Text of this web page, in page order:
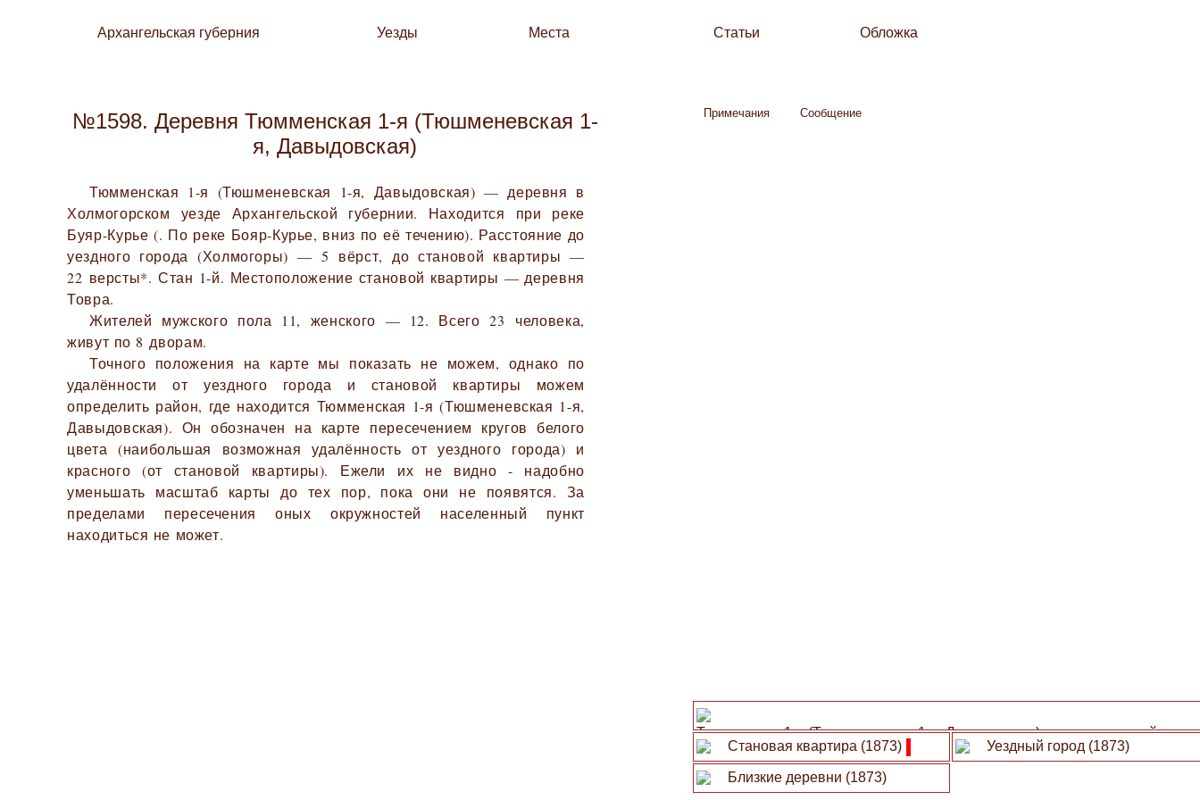
Архангельская губерния Уезды Места Статьи Обложка
№1598. Деревня Тюмменская 1-я (Тюшменевская 1-
я, Давыдовская)
Тюмменская 1-я (Тюшменевская 1-я, Давыдовская) — деревня в
Холмогорском уезде Архангельской губернии. Находится при реке
Буяр-Курье (. По реке Бояр-Курье, вниз по её течению). Расстояние до
уездного города (Холмогоры) — 5 вёрст, до становой квартиры —
22 версты*. Стан 1-й. Местоположение становой квартиры — деревня
Товра.
Жителей мужского пола 11, женского — 12. Всего 23 человека,
живут по 8 дворам.
Точного положения на карте мы показать не можем, однако по
удалённости от уездного города и становой квартиры можем
определить район, где находится Тюмменская 1-я (Тюшменевская 1-я,
Давыдовская). Он обозначен на карте пересечением кругов белого
цвета (наибольшая возможная удалённость от уездного города) и
красного (от становой квартиры). Ежели их не видно - надобно
уменьшать масштаб карты до тех пор, пока они не появятся. За
пределами пересечения оных окружностей населенный пункт
находиться не может.
Примечания Сообщение
Тюмменская 1-я (Тюшменевская 1-я, Давыдовская) находится в этой точке
Становая квартира (1873)
Уездный город (1873)
Близкие деревни (1873)